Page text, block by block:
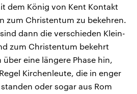
dem König von Kent Kontakt
zum Christentum zu bekehren.
dann die verschieden Klein-
zum Christentum bekehrt
eine längere Phase hin,
Kirchenleute, die in enger
oder sogar aus Rom